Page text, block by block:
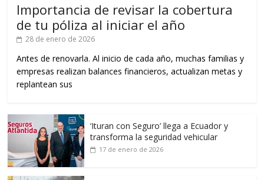
Importancia de revisar la cobertura
de tu póliza al iniciar el año
28 de enero de 2026
Antes de renovarla. Al inicio de cada año, muchas familias y
empresas realizan balances financieros, actualizan metas y
replantean sus
‘Ituran con Seguro’ llega a Ecuador y
transforma la seguridad vehicular
17 de enero de 2026